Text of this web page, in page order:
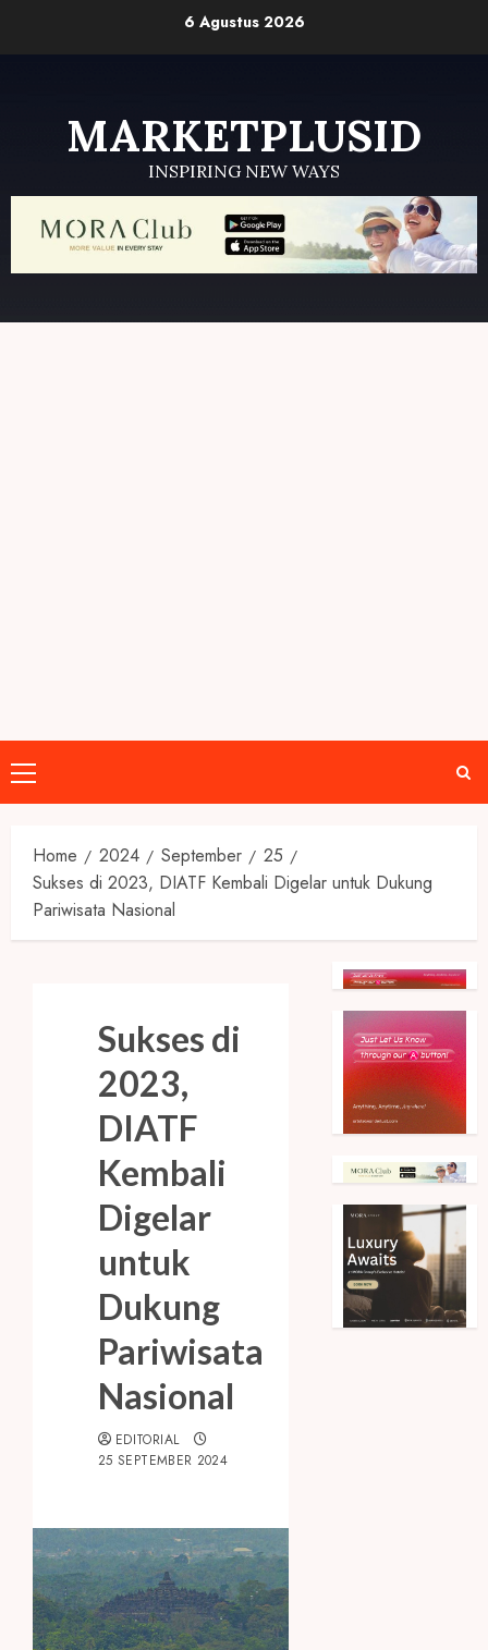
6 Agustus 2026
MARKETPLUSID
INSPIRING NEW WAYS
Primary
Menu
Home 2024 September
25
Sukses di 2023, DIATF Kembali Digelar untuk Dukung
Pariwisata Nasional
Sukses di
2023,
DIATF
Kembali
Digelar
untuk
Dukung
Pariwisata
Nasional
EDITORIAL
25 SEPTEMBER 2024